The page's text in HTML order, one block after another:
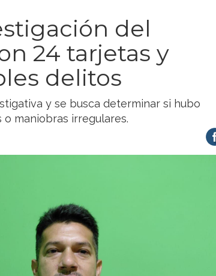
del
24 tarjetas y
delitos
y se busca determinar si hubo
maniobras irregulares.